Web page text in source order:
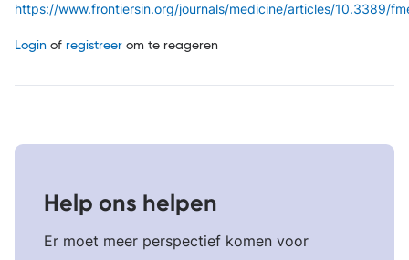
https://www.frontiersin.org/journals/medicine/articles/10.3389/
Login of registreer om te reageren
Help ons helpen
Er moet meer perspectief komen voor